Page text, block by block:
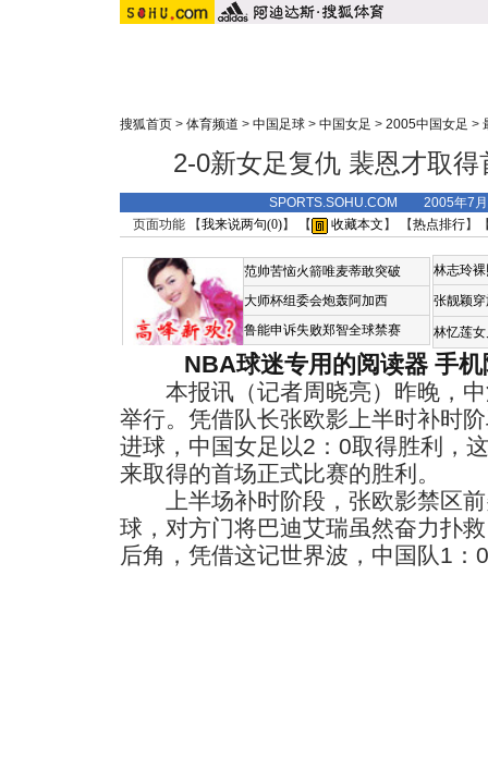
搜狐首页 > 体育频道 > 中国足球 > 中国女足 > 2005中国女足 >
2-0新女足复仇 裴恩才取
SPORTS.SOHU.COM 2005年7
页面功能 【我来说两句(0)】 【 收藏本文 】 【热点排行】
范帅苦恼火箭唯麦蒂敢突破
大师杯组委会炮轰阿加西
鲁能申诉失败郑智全球禁赛
林志玲
张靓颖
林忆莲
NBA球迷专用的阅读器 手
本报讯（记者周晓亮）昨晚，中
举行。凭借队长张欧影上半时补时
进球，中国女足以2：0取得胜利，
来取得的首场正式比赛的胜利。
上半场补时阶段，张欧影禁区前
球，对方门将巴迪艾瑞虽然奋力扑
后角，凭借这记世界波，中国队1：